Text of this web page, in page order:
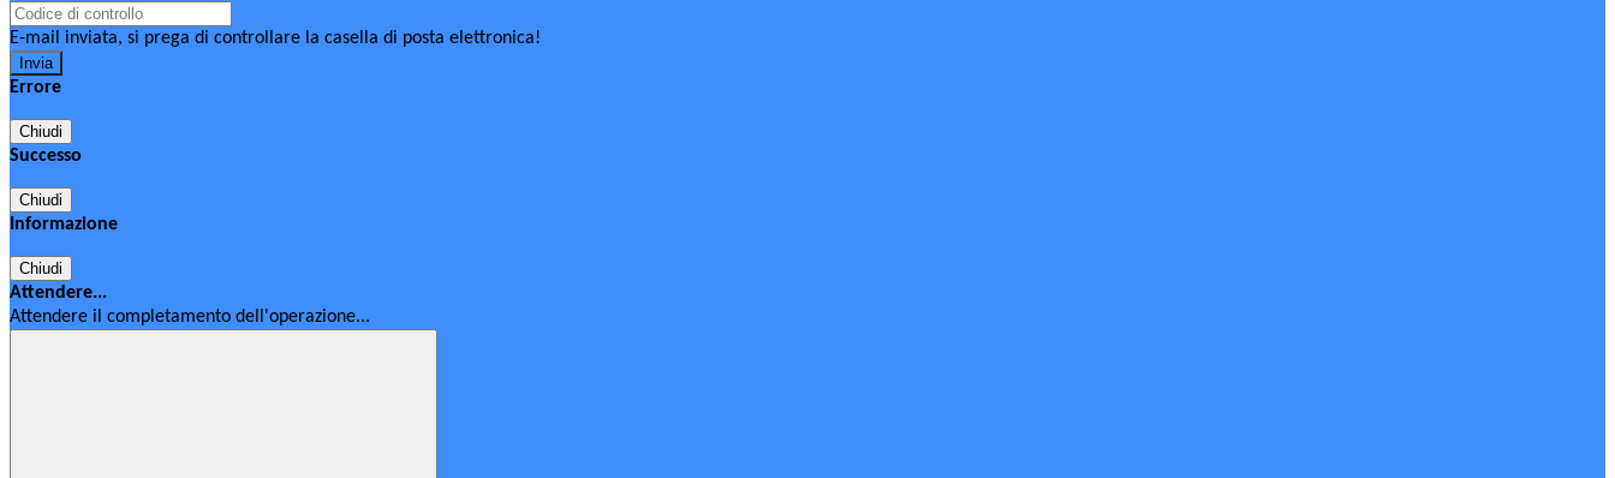
E-mail inviata, si prega di controllare la casella di posta elettronica!
Errore
Chiudi
Successo
Chiudi
Informazione
Chiudi
Attendere...
Attendere il completamento dell'operazione...